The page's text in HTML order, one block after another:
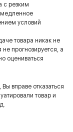
с резким
условий
товара никак не
прогнозируется, а
оцениваться
вправе отказаться
товар и